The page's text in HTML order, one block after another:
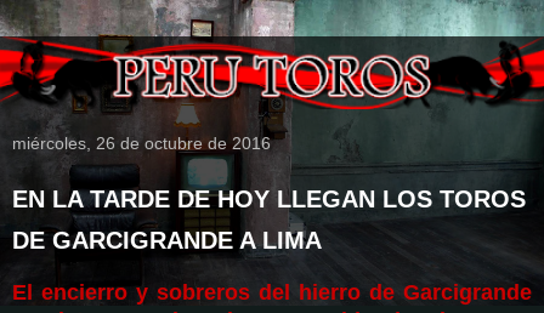
miércoles, 26 de octubre de 2016
EN LA TARDE DE HOY LLEGAN LOS TOROS
DE GARCIGRANDE A LIMA
El encierro y sobreros del hierro de Garcigrande